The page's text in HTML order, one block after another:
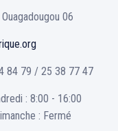
06
84 79 / 25 38 77 47
: 8:00 - 16:00
: Fermé